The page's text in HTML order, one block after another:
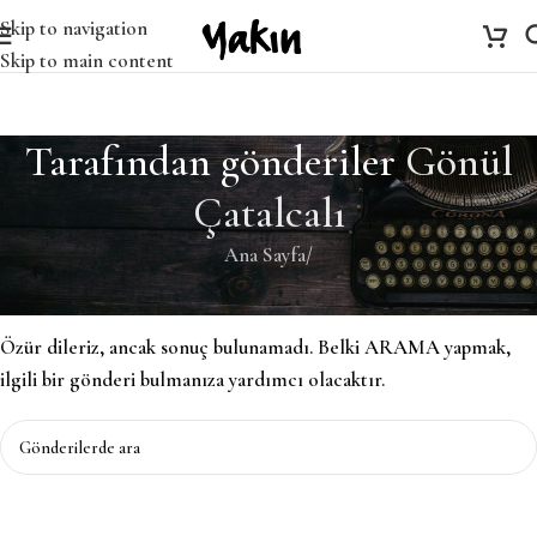
Skip to navigation
Skip to main content
Tarafından gönderiler Gönül
Çatalcalı
Ana Sayfa/
Özür dileriz, ancak sonuç bulunamadı. Belki ARAMA yapmak,
ilgili bir gönderi bulmanıza yardımcı olacaktır.